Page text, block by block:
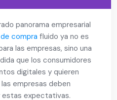
panorama empresarial
compra fluido ya no es
las empresas, sino una
que los consumidores
digitales y quieren
empresas deben
expectativas.